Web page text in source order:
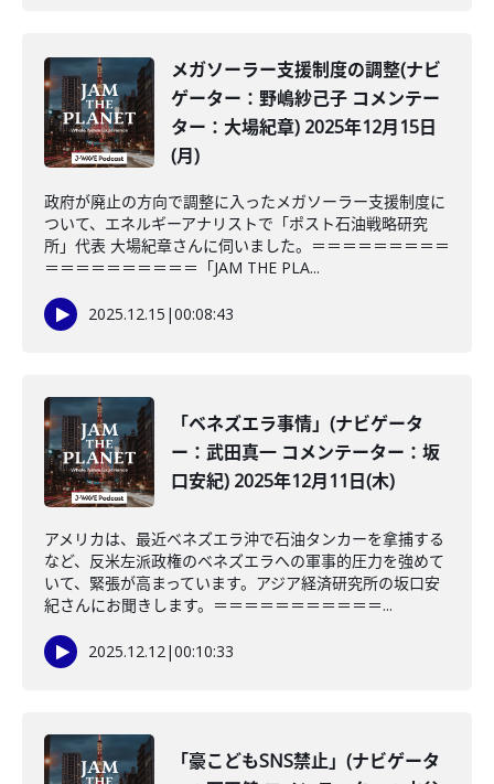
メガソーラー支援制度の調整(ナビ
ゲーター：野嶋紗己子 コメンテー
ター：大場紀章) 2025年12月15日
(月)
政府が廃止の方向で調整に入ったメガソーラー支援制度に
ついて、エネルギーアナリストで「ポスト石油戦略研究
所」代表 大場紀章さんに伺いました。＝＝＝＝＝＝＝＝＝
＝＝＝＝＝＝＝＝＝＝「JAM THE PLA...
2025.12.15 |00:08:43
「ベネズエラ事情」(ナビゲータ
ー：武田真一 コメンテーター：坂
口安紀) 2025年12月11日(木)
アメリカは、最近ベネズエラ沖で石油タンカーを拿捕する
など、反米左派政権のベネズエラへの軍事的圧力を強めて
いて、緊張が高まっています。アジア経済研究所の坂口安
紀さんにお聞きします。＝＝＝＝＝＝＝＝＝＝＝...
2025.12.12|00:10:33
「豪こどもSNS禁止」(ナビゲータ